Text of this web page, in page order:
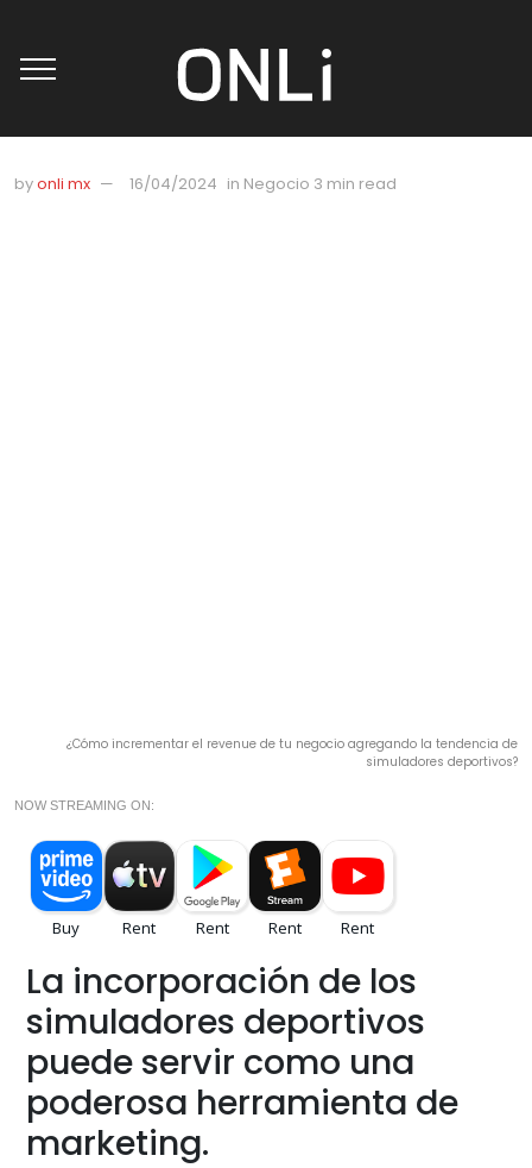
byonli mx 16/04/2024 in Negocio 3 min read
¿Cómo incrementar el revenue de tu negocio agregando la tendencia de
simuladores deportivos?
NOW STREAMING ON:
La incorporación de los
simuladores deportivos
puede servir como una
poderosa herramienta de
marketing.